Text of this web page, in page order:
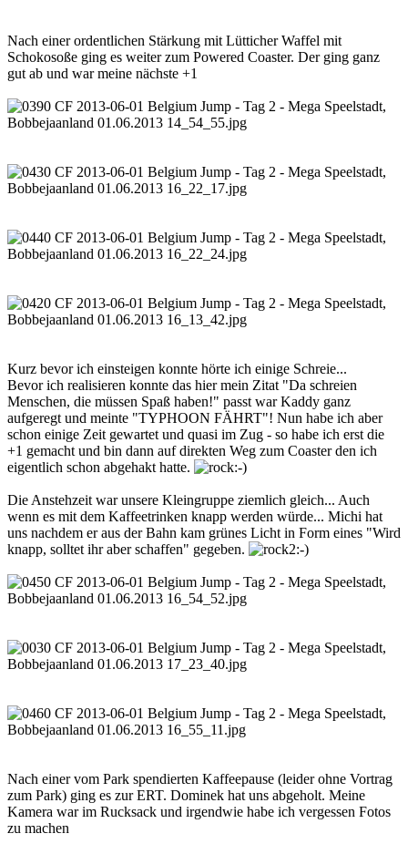
Nach einer ordentlichen Stärkung mit Lütticher Waffel mit
Schokosoße ging es weiter zum Powered Coaster. Der ging ganz
gut ab und war meine nächste +1
Kurz bevor ich einsteigen konnte hörte ich einige Schreie...
Bevor ich realisieren konnte das hier mein Zitat "Da schreien
Menschen, die müssen Spaß haben!" passt war Kaddy ganz
aufgeregt und meinte "TYPHOON FÄHRT"! Nun habe ich aber
schon einige Zeit gewartet und quasi im Zug - so habe ich erst die
+1 gemacht und bin dann auf direkten Weg zum Coaster den ich
eigentlich schon abgehakt hatte.
Die Anstehzeit war unsere Kleingruppe ziemlich gleich... Auch
wenn es mit dem Kaffeetrinken knapp werden würde... Michi hat
uns nachdem er aus der Bahn kam grünes Licht in Form eines "Wird
knapp, solltet ihr aber schaffen" gegeben.
Nach einer vom Park spendierten Kaffeepause (leider ohne Vortrag
zum Park) ging es zur ERT. Dominek hat uns abgeholt. Meine
Kamera war im Rucksack und irgendwie habe ich vergessen Fotos
zu machen